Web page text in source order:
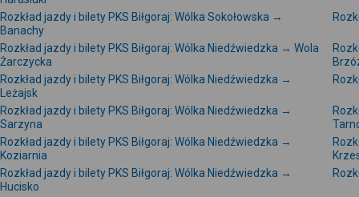
Rozkład jazdy i bilety PKS Biłgoraj: Wólka Sokołowska →
Banachy
Rozkład jazdy i bilety PKS Biłgoraj: Wólka Niedźwiedzka → Wola
Żarczycka
Rozkład jazdy i bilety PKS Biłgoraj: Wólka Niedźwiedzka →
Leżajsk
Rozkład jazdy i bilety PKS Biłgoraj: Wólka Niedźwiedzka →
Sarzyna
Rozkład jazdy i bilety PKS Biłgoraj: Wólka Niedźwiedzka →
Koziarnia
Rozkład jazdy i bilety PKS Biłgoraj: Wólka Niedźwiedzka →
Hucisko